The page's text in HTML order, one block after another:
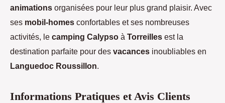
animations organisées pour leur plus grand plaisir. Avec
ses mobil-homes confortables et ses nombreuses
activités, le camping Calypso à Torreilles est la
destination parfaite pour des vacances inoubliables en
Languedoc Roussillon.
Informations Pratiques et Avis Clients